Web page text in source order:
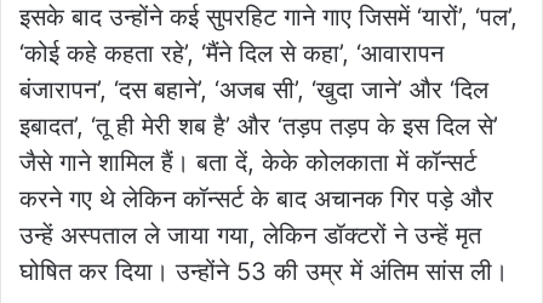
इसके बाद उन्होंने कई सुपरहिट गाने गाए जिसमें ‘यारों’, ‘पल’,
‘कोई कहे कहता रहे’, ‘मैंने दिल से कहा’, ‘आवारापन
बंजारापन’, ‘दस बहाने’, ‘अजब सी’, ‘खुदा जाने’ और ‘दिल
इबादत’, ‘तू ही मेरी शब है’ और ‘तड़प तड़प के इस दिल से’
जैसे गाने शामिल हैं। बता दें, केके कोलकाता में कॉन्सर्ट
करने गए थे लेकिन कॉन्सर्ट के बाद अचानक गिर पड़े और
उन्हें अस्पताल ले जाया गया, लेकिन डॉक्टरों ने उन्हें मृत
घोषित कर दिया। उन्होंने 53 की उम्र में अंतिम सांस ली।